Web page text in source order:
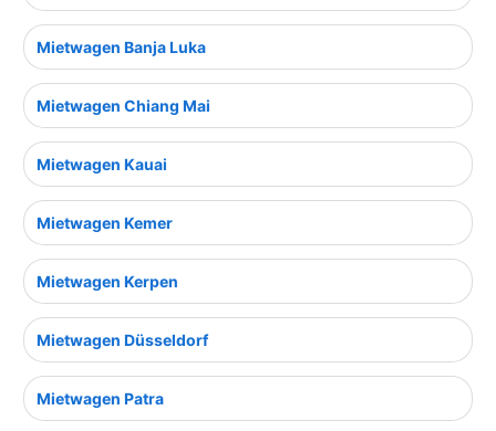
Mietwagen Banja Luka
Mietwagen Chiang Mai
Mietwagen Kauai
Mietwagen Kemer
Mietwagen Kerpen
Mietwagen Düsseldorf
Mietwagen Patra